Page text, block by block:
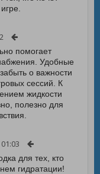
помогает
Удобные
о важности
сессий. К
жидкости
полезно для
для тех, кто
гидратации!